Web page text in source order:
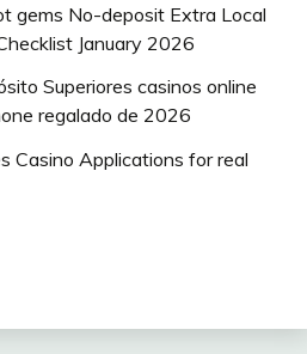
gems No-deposit Extra Local
January 2026
Superiores casinos online
regalado de 2026
Casino Applications for real